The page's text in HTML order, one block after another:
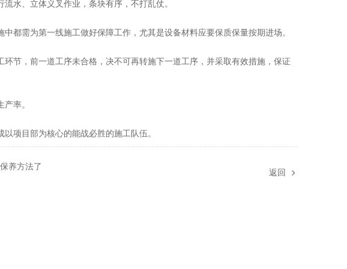
、立体义叉作业，条块有序，不打乱仗。
需为第一线施工做好保障工作，尤其是设备材料应要保质保量按期进场。
，前一道工序未合格，决不可再转施下一道工序，并采取有效措施，保证
率。
项目部为核心的能战必胜的施工队伍。
养方法了
返回